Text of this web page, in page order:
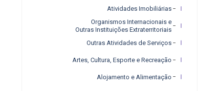
Alojamento e Alimentação
Artes, Cultura, Esporte e Recreação
Outras Atividades de Serviços
Organismos Internacionais e
Outras Instituições Extraterritoriais
Atividades Imobiliárias